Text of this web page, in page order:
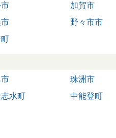
加賀市
野々市市
珠洲市
水町 中能登町